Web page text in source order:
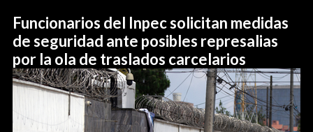
Funcionarios del Inpec solicitan medidas
de seguridad ante posibles represalias
por la ola de traslados carcelarios